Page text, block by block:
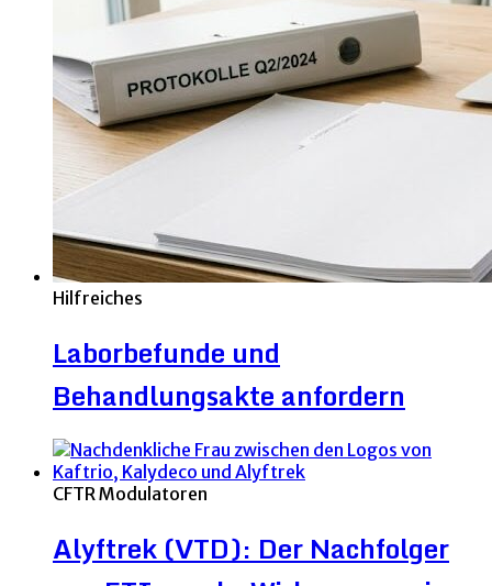
Hilfreiches
Laborbefunde und
Behandlungsakte anfordern
CFTR Modulatoren
Alyftrek (VTD): Der Nachfolger